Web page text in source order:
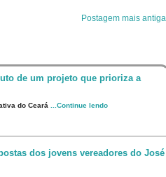
Postagem mais antiga
de um projeto que prioriza a
do Ceará ...Continue lendo
dos jovens vereadores do José